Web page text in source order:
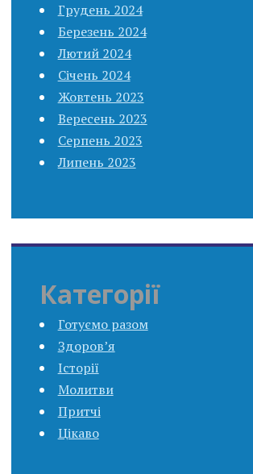
Грудень 2024
Березень 2024
Лютий 2024
Січень 2024
Жовтень 2023
Вересень 2023
Серпень 2023
Липень 2023
Категорії
Готуємо разом
Здоров’я
Історії
Молитви
Притчі
Цікаво